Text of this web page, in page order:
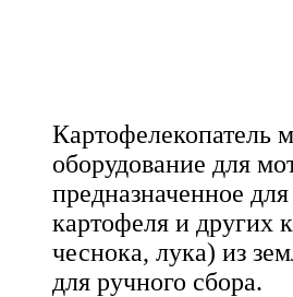
Картофелекопатель
оборудование для
предназначенное
картофеля и других
чеснока, лука) из
для ручного сбора.